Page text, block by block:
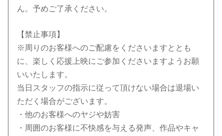
ん。予めご了承ください。
【禁⽌事項】
※周りのお客様へのご配慮をくださいますととも
に、楽しく応援上映にご参加くださいますようお願
いいたします。
当⽇スタッフの指⽰に従って頂けない場合は退場い
ただく場合がございます。
・他のお客様へのヤジや妨害
・周囲のお客様に不快感を与える発声、作品やキャ